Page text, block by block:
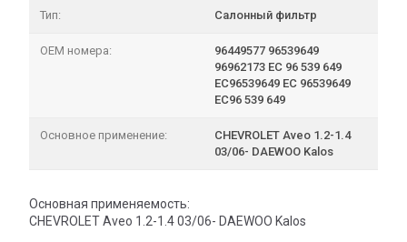
Тип: Салонный фильтр
OEM номера:
96449577 96539649
96962173 EC 96 539 649
EC96539649 EC 96539649
EC96 539 649
Основное применение:
CHEVROLET Aveo 1.2-1.4
03/06- DAEWOO Kalos
Основная применяемость:
CHEVROLET Aveo 1.2-1.4 03/06- DAEWOO Kalos